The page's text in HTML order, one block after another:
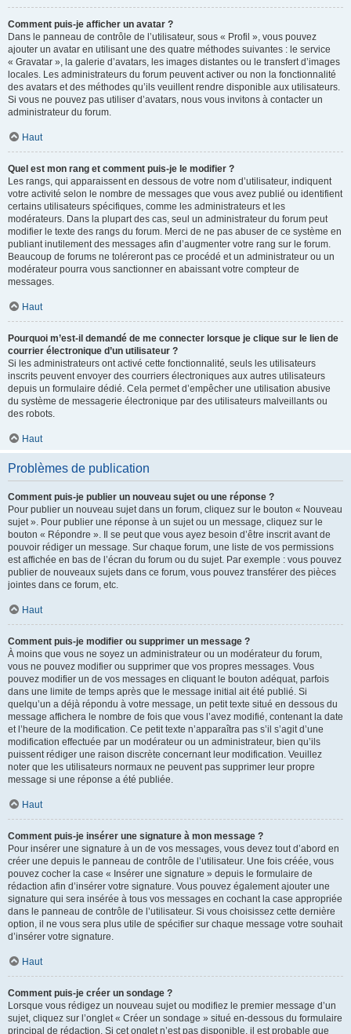
Comment puis-je afficher un avatar ?
Dans le panneau de contrôle de l’utilisateur, sous « Profil », vous pouvez
ajouter un avatar en utilisant une des quatre méthodes suivantes : le service
« Gravatar », la galerie d’avatars, les images distantes ou le transfert d’images
locales. Les administrateurs du forum peuvent activer ou non la fonctionnalité
des avatars et des méthodes qu’ils veuillent rendre disponible aux utilisateurs.
Si vous ne pouvez pas utiliser d’avatars, nous vous invitons à contacter un
administrateur du forum.
Haut
Quel est mon rang et comment puis-je le modifier ?
Les rangs, qui apparaissent en dessous de votre nom d’utilisateur, indiquent
votre activité selon le nombre de messages que vous avez publié ou identifient
certains utilisateurs spécifiques, comme les administrateurs et les
modérateurs. Dans la plupart des cas, seul un administrateur du forum peut
modifier le texte des rangs du forum. Merci de ne pas abuser de ce système en
publiant inutilement des messages afin d’augmenter votre rang sur le forum.
Beaucoup de forums ne toléreront pas ce procédé et un administrateur ou un
modérateur pourra vous sanctionner en abaissant votre compteur de
messages.
Haut
Pourquoi m’est-il demandé de me connecter lorsque je clique sur le lien de
courrier électronique d’un utilisateur ?
Si les administrateurs ont activé cette fonctionnalité, seuls les utilisateurs
inscrits peuvent envoyer des courriers électroniques aux autres utilisateurs
depuis un formulaire dédié. Cela permet d’empêcher une utilisation abusive
du système de messagerie électronique par des utilisateurs malveillants ou
des robots.
Haut
Problèmes de publication
Comment puis-je publier un nouveau sujet ou une réponse ?
Pour publier un nouveau sujet dans un forum, cliquez sur le bouton « Nouveau
sujet ». Pour publier une réponse à un sujet ou un message, cliquez sur le
bouton « Répondre ». Il se peut que vous ayez besoin d’être inscrit avant de
pouvoir rédiger un message. Sur chaque forum, une liste de vos permissions
est affichée en bas de l’écran du forum ou du sujet. Par exemple : vous pouvez
publier de nouveaux sujets dans ce forum, vous pouvez transférer des pièces
jointes dans ce forum, etc.
Haut
Comment puis-je modifier ou supprimer un message ?
À moins que vous ne soyez un administrateur ou un modérateur du forum,
vous ne pouvez modifier ou supprimer que vos propres messages. Vous
pouvez modifier un de vos messages en cliquant le bouton adéquat, parfois
dans une limite de temps après que le message initial ait été publié. Si
quelqu’un a déjà répondu à votre message, un petit texte situé en dessous du
message affichera le nombre de fois que vous l’avez modifié, contenant la date
et l’heure de la modification. Ce petit texte n’apparaîtra pas s’il s’agit d’une
modification effectuée par un modérateur ou un administrateur, bien qu’ils
puissent rédiger une raison discrète concernant leur modification. Veuillez
noter que les utilisateurs normaux ne peuvent pas supprimer leur propre
message si une réponse a été publiée.
Haut
Comment puis-je insérer une signature à mon message ?
Pour insérer une signature à un de vos messages, vous devez tout d’abord en
créer une depuis le panneau de contrôle de l’utilisateur. Une fois créée, vous
pouvez cocher la case « Insérer une signature » depuis le formulaire de
rédaction afin d’insérer votre signature. Vous pouvez également ajouter une
signature qui sera insérée à tous vos messages en cochant la case appropriée
dans le panneau de contrôle de l’utilisateur. Si vous choisissez cette dernière
option, il ne vous sera plus utile de spécifier sur chaque message votre souhait
d’insérer votre signature.
Haut
Comment puis-je créer un sondage ?
Lorsque vous rédigez un nouveau sujet ou modifiez le premier message d’un
sujet, cliquez sur l’onglet « Créer un sondage » situé en-dessous du formulaire
principal de rédaction. Si cet onglet n’est pas disponible, il est probable que